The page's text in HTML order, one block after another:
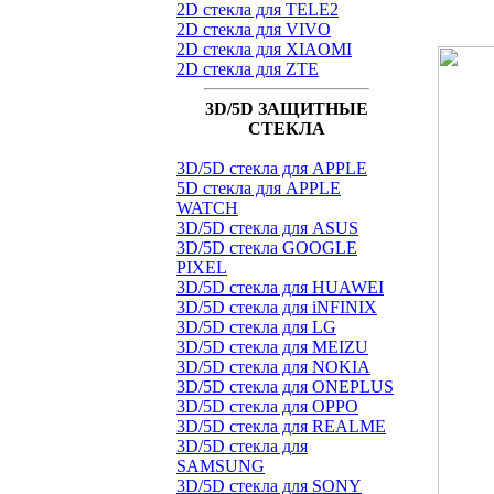
2D стекла для TELE2
2D стекла для VIVO
2D стекла для XIAOMI
2D стекла для ZTE
3D/5D ЗАЩИТНЫЕ
СТЕКЛА
3D/5D стекла для APPLE
5D стекла для APPLE
WATCH
3D/5D стекла для ASUS
3D/5D стекла GOOGLE
PIXEL
3D/5D стекла для HUAWEI
3D/5D стекла для iNFINIX
3D/5D стекла для LG
3D/5D стекла для MEIZU
3D/5D стекла для NOKIA
3D/5D стекла для ONEPLUS
3D/5D стекла для OPPO
3D/5D стекла для REALME
3D/5D стекла для
SAMSUNG
3D/5D стекла для SONY